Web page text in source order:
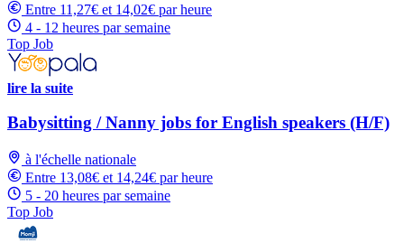
Entre 11,27€ et 14,02€ par heure
4 - 12 heures par semaine
Top Job
lire la suite
Babysitting / Nanny jobs for English speakers (H/F)
à l'échelle nationale
Entre 13,08€ et 14,24€ par heure
5 - 20 heures par semaine
Top Job